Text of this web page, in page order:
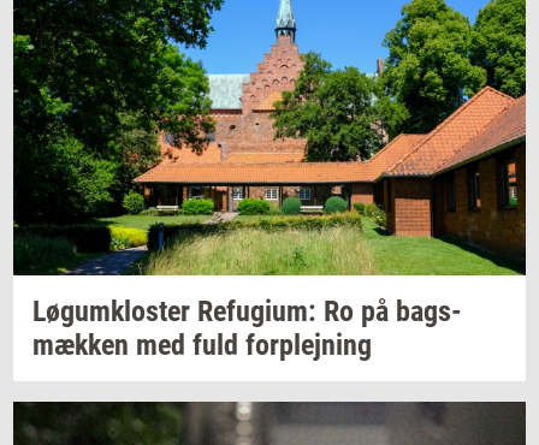
Løgum­klo­ster Re­fu­gi­um: Ro på bags­
mæk­ken med fuld for­plej­ning